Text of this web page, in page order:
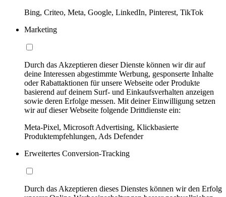
Bing, Criteo, Meta, Google, LinkedIn, Pinterest, TikTok
Marketing
Durch das Akzeptieren dieser Dienste können wir dir auf
deine Interessen abgestimmte Werbung, gesponserte Inhalte
oder Rabattaktionen für unsere Webseite oder Produkte
basierend auf deinem Surf- und Einkaufsverhalten anzeigen
sowie deren Erfolge messen. Mit deiner Einwilligung setzen
wir auf dieser Webseite folgende Drittdienste ein:
Meta-Pixel, Microsoft Advertising, Klickbasierte
Produktempfehlungen, Ads Defender
Erweitertes Conversion-Tracking
Durch das Akzeptieren dieses Dienstes können wir den Erfolg